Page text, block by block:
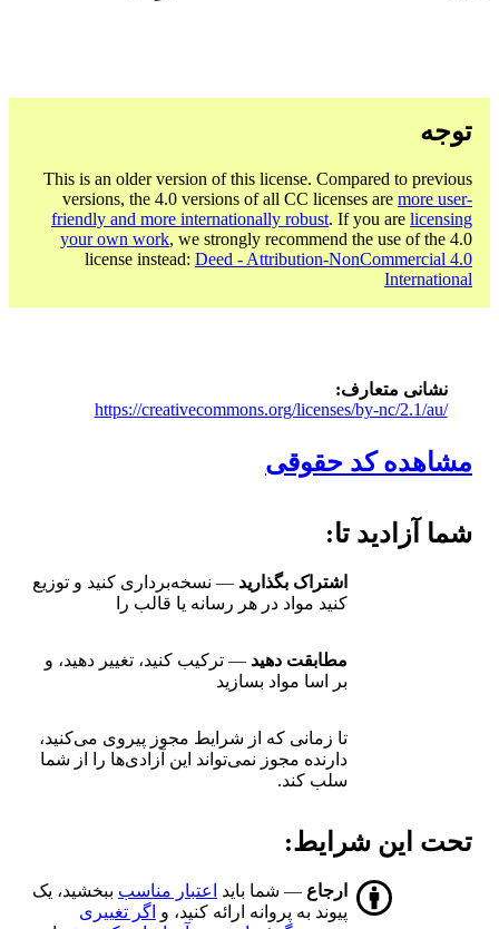
توجه
This is an older version of this license. Compared to previous
versions, the 4.0 versions of all CC licenses are more user-
friendly and more internationally robust. If you are licensing
your own work, we strongly recommend the use of the 4.0
license instead: Deed - Attribution-NonCommercial 4.0
International
نشانی متعارف
https://creativecommons.org/licenses/by-nc/2.1/au/
مشاهده کد حقوقی
شما آزادید تا:
اشتراک بگذارید — نسخه‌برداری کنید و توزیع
کنید مواد در هر رسانه یا قالب را
مطابقت دهید — ترکیب کنید، تغییر دهید، و
بر اسا مواد بسازید
تا زمانی که از شرایط مجوز پیروی می‌کنید،
دارنده مجوز نمی‌تواند این آزادی‌ها را از شما
سلب کند.
تحت این شرایط:
ارجاع — شما باید اعتبار مناسب ببخشید، یک
پیوند به پروانه ارائه کنید، و اگر تغییری